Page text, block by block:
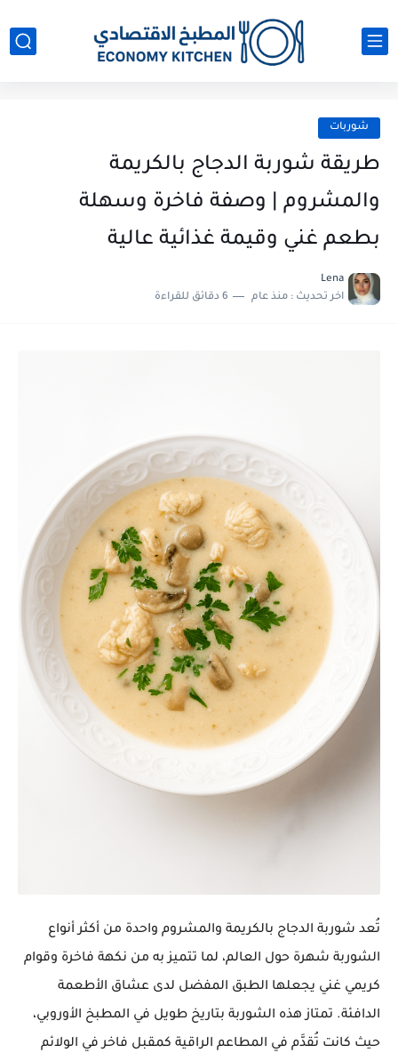
شوربات
طريقة شوربة الدجاج بالكريمة
والمشروم | وصفة فاخرة وسهلة
بطعم غني وقيمة غذائية عالية
Lena
اخر تحديث : منذ عام 6 دقائق للقراءة
تُعد شوربة الدجاج بالكريمة والمشروم واحدة من أكثر أنواع
الشوربة شهرة حول العالم، لما تتميز به من نكهة فاخرة وقوام
كريمي غني يجعلها الطبق المفضل لدى عشاق الأطعمة
الدافئة. تمتاز هذه الشوربة بتاريخ طويل في المطبخ الأوروبي،
حيث كانت تُقدَّم في المطاعم الراقية كمقبل فاخر في الولائم